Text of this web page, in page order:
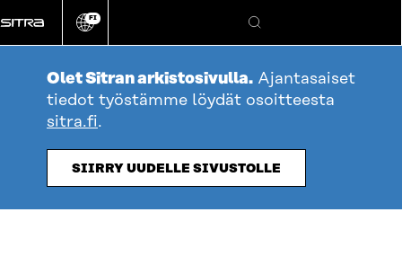
suoraan
sisältöön
Vaihda
kieli
FI
Hae
Olet Sitran arkistosivulla. Ajantasaiset
tiedot työstämme löydät osoitteesta
sitra.fi.
SIIRRY UUDELLE SIVUSTOLLE